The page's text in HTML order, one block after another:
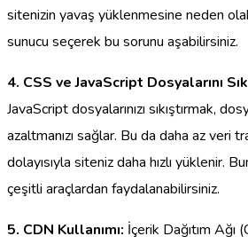
sitenizin yavaş yüklenmesine neden
sunucu seçerek bu sorunu aşabilirsiniz.
4. CSS ve JavaScript Dosyalarını
JavaScript dosyalarınızı sıkıştırmak,
azaltmanızı sağlar. Bu da daha az veri
dolayısıyla siteniz daha hızlı yüklenir.
çeşitli araçlardan faydalanabilirsiniz.
5. CDN Kullanımı: İçerik Dağıtım Ağı